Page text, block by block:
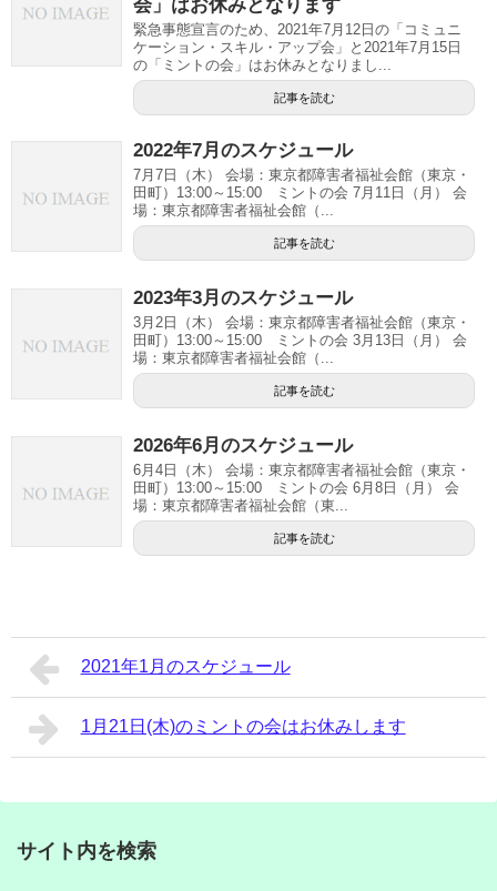
会」はお休みとなります
緊急事態宣言のため、2021年7月12日の「コミュニ
ケーション・スキル・アップ会」と2021年7月15日
の「ミントの会」はお休みとなりまし...
記事を読む
2022年7月のスケジュール
7月7日（木） 会場：東京都障害者福祉会館（東京・
田町）13:00～15:00 ミントの会 7月11日（月） 会
場：東京都障害者福祉会館（...
記事を読む
2023年3月のスケジュール
3月2日（木） 会場：東京都障害者福祉会館（東京・
田町）13:00～15:00 ミントの会 3月13日（月） 会
場：東京都障害者福祉会館（...
記事を読む
2026年6月のスケジュール
6月4日（木） 会場：東京都障害者福祉会館（東京・
田町）13:00～15:00 ミントの会 6月8日（月） 会
場：東京都障害者福祉会館（東...
記事を読む
2021年1月のスケジュール
1月21日(木)のミントの会はお休みします
サイト内を検索